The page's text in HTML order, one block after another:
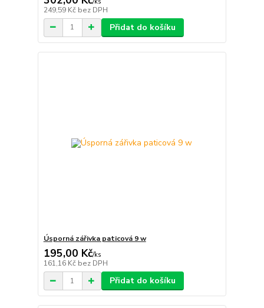
249,59 Kč bez DPH
Přidat do košíku
Úsporná zářivka paticová 9 w
195,00 Kč/ks
161,16 Kč bez DPH
Přidat do košíku